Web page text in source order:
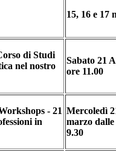
15, 16 e 17
di Studi
nel nostro
Sabato 21
ore 11.00
- 21
in
Mercoledì
marzo dalle
9.30